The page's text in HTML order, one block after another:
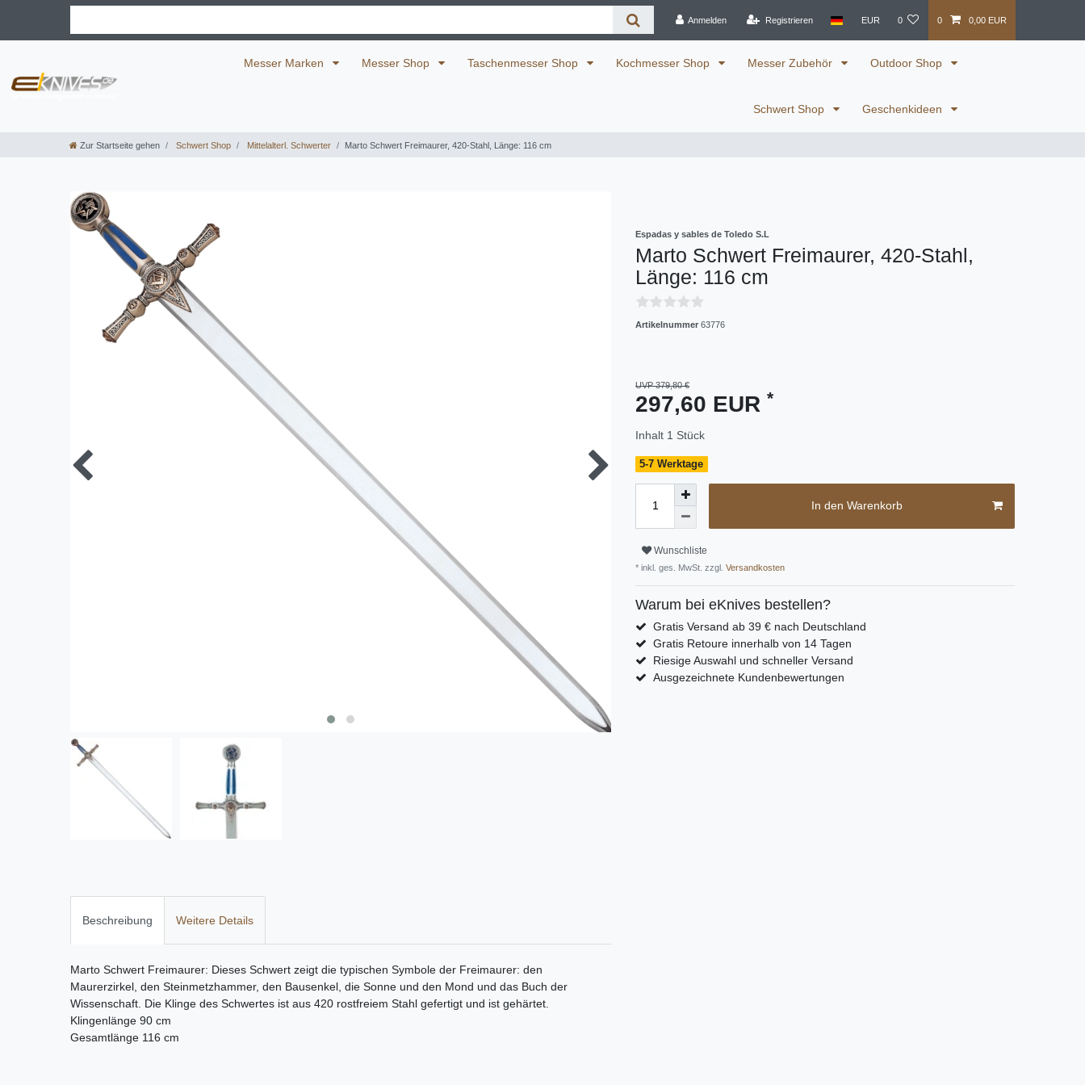
Anmelden Registrieren EUR 0 0 0,00 EUR
Messer Marken Messer Shop Taschenmesser Shop Kochmesser Shop Messer Zubehör Outdoor Shop
Schwert Shop Geschenkideen
Zur Startseite gehen Schwert Shop Mittelalterl. Schwerter Marto Schwert Freimaurer, 420-Stahl, Länge: 116 cm
Espadas y sables de Toledo S.L
Marto Schwert Freimaurer, 420-Stahl,
Länge: 116 cm
Artikelnummer 63776
UVP 379,80 €
297,60 EUR *
Inhalt 1 Stück
5-7 Werktage
In den Warenkorb
Wunschliste
* inkl. ges. MwSt. zzgl. Versandkosten
Warum bei eKnives bestellen?
Gratis Versand ab 39 € nach Deutschland
Gratis Retoure innerhalb von 14 Tagen
Riesige Auswahl und schneller Versand
Ausgezeichnete Kundenbewertungen
Beschreibung Weitere Details
Marto Schwert Freimaurer: Dieses Schwert zeigt die typischen Symbole der Freimaurer: den
Maurerzirkel, den Steinmetzhammer, den Bausenkel, die Sonne und den Mond und das Buch der
Wissenschaft. Die Klinge des Schwertes ist aus 420 rostfreiem Stahl gefertigt und ist gehärtet.
Klingenlänge 90 cm
Gesamtlänge 116 cm